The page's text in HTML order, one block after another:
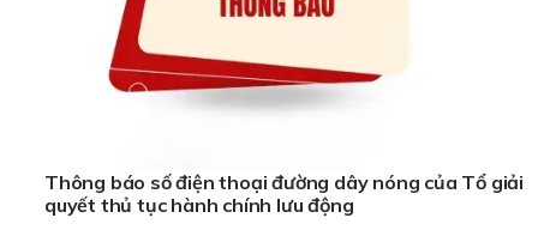
Thông báo số điện thoại đường dây nóng của Tổ giải
quyết thủ tục hành chính lưu động